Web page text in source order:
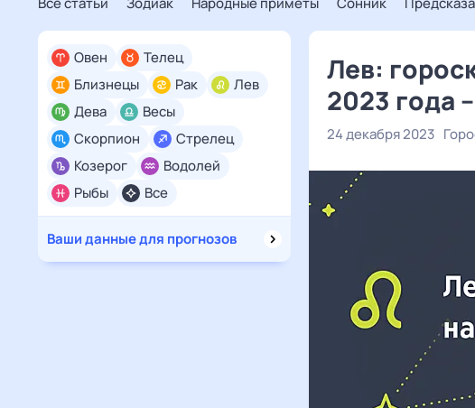
Все
Овен
Телец
Близнецы
Рак
Лев
Дева
Весы
Скорпион
Стрелец
Козерог
Водолей
Рыбы
Ваши данные для прогнозов
Лев:
2023 года
24 декабря 2023